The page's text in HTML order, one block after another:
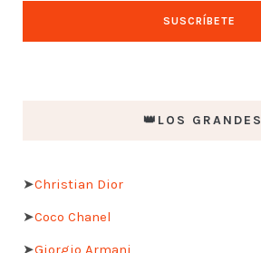
👑LOS GRANDES
➤Christian Dior
➤Coco Chanel
➤Giorgio Armani